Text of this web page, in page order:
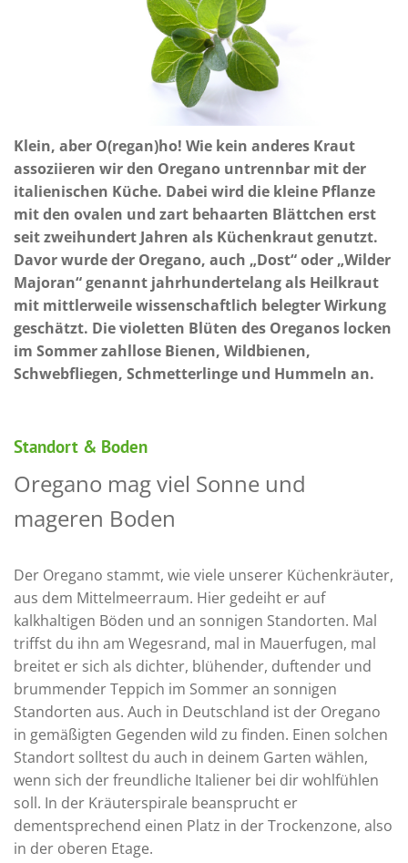
Klein, aber O(regan)ho! Wie kein anderes Kraut
assoziieren wir den Oregano untrennbar mit der
italienischen Küche. Dabei wird die kleine Pflanze
mit den ovalen und zart behaarten Blättchen erst
seit zweihundert Jahren als Küchenkraut genutzt.
Davor wurde der Oregano, auch „Dost“ oder „Wilder
Majoran“ genannt jahrhundertelang als Heilkraut
mit mittlerweile wissenschaftlich belegter Wirkung
geschätzt. Die violetten Blüten des Oreganos locken
im Sommer zahllose Bienen, Wildbienen,
Schwebfliegen, Schmetterlinge und Hummeln an.
Standort & Boden
Oregano mag viel Sonne und
mageren Boden
Der Oregano stammt, wie viele unserer Küchenkräuter,
aus dem Mittelmeerraum. Hier gedeiht er auf
kalkhaltigen Böden und an sonnigen Standorten. Mal
triffst du ihn am Wegesrand, mal in Mauerfugen, mal
breitet er sich als dichter, blühender, duftender und
brummender Teppich im Sommer an sonnigen
Standorten aus. Auch in Deutschland ist der Oregano
in gemäßigten Gegenden wild zu finden. Einen solchen
Standort solltest du auch in deinem Garten wählen,
wenn sich der freundliche Italiener bei dir wohlfühlen
soll. In der Kräuterspirale beansprucht er
dementsprechend einen Platz in der Trockenzone, also
in der oberen Etage.